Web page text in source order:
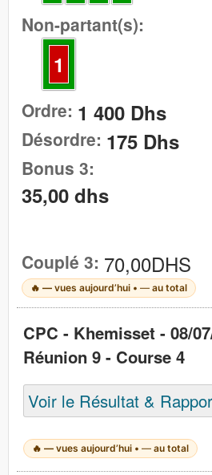
Non-partant(s):
1
Ordre: 1 400 Dhs
Désordre: 175 Dhs
Bonus 3:
35,00 dhs
Couplé 3: 70,00DHS
🔥 —vues aujourd’hui • —au total
CPC - Khemisset - 08/
Réunion 9 - Course 4
Voir le Résultat &
🔥— vues aujourd’hui •— au total